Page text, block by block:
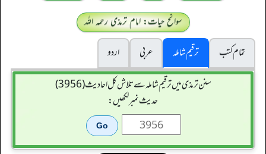
سوانح حیات: امام ترمذی رحمہ اللہ
تمام کتب
ترقیم شاملہ عربی
اردو
سنن ترمذی میں ترقیم شاملہ سے تلاش کل احادیث (3956)
حدیث نمبر لکھیں: